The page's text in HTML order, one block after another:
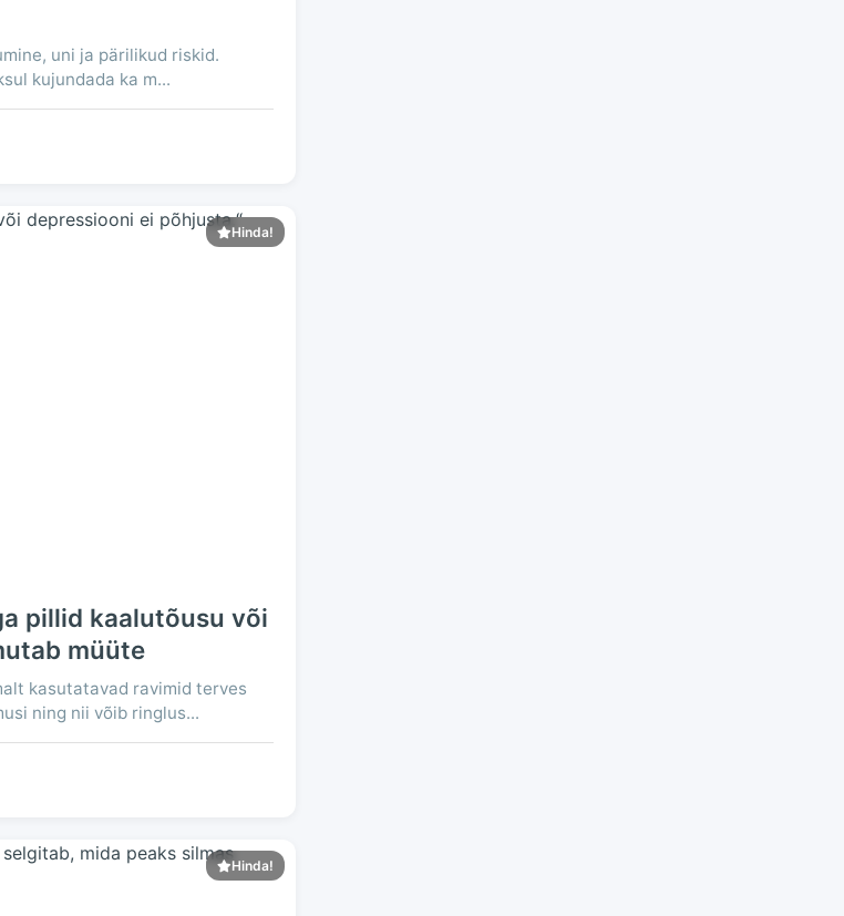
uni ja pärilikud riskid.
kujundada ka m...
Hinda!
pillid kaalutõusu või
müüte
kasutatavad ravimid terves
ning nii võib ringlus...
Hinda!